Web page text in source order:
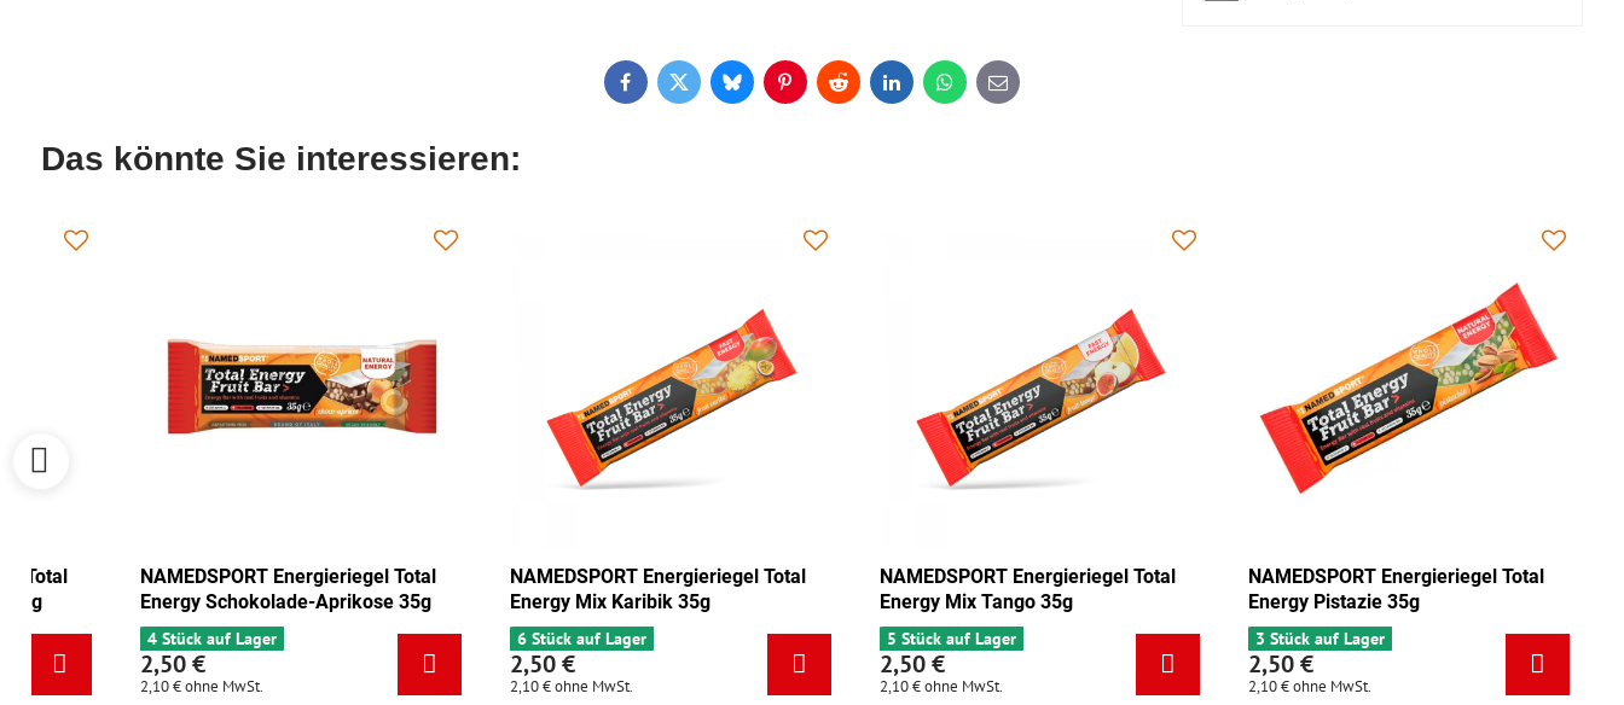
FacebookTwitterBlueskyPinterestRedditLinkedInWhatsApp
E-
mail
Das könnte Sie interessieren:
NAMEDSPORT Energieriegel Total
Energy Cranberry-Walnuss 35g
6 Stück auf Lager
2,50 €
ohne MwSt.
NAMEDSPORT Energieriegel Total
Energy Schokolade-Aprikose 35g
4 Stück auf Lager
2,50 €
ohne MwSt.
NAMEDSPORT Energieriegel Total
Energy Mix Karibik 35g
6 Stück auf Lager
2,50 €
ohne MwSt.
NAMEDSPORT Energieriegel Total
Energy Mix Tango 35g
5 Stück auf Lager
2,50 €
ohne MwSt.
3 Stück
2,50 €